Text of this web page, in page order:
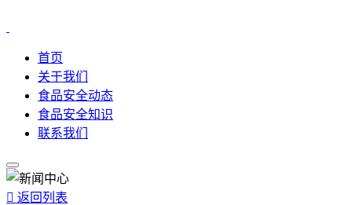
首页
关于我们
食品安全动态
食品安全知识
联系我们
 返回列表